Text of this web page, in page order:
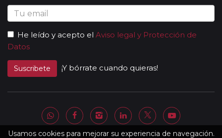
Usamos cookies para mejorar su experiencia de navegación.
guía-acompañante en función de la etapa. Los guías
acompañantes siempre estarán presentes en los
deben dedicación a la totalidad del grupo y no a una
persona en particular. En los momentos en que no
existen servicios incluidos en el programa, nuestros
guías pueden encontrarse realizando funciones bien
determinado.
Al completar el pago de su viaje y una vez le
enviemos la documentación, se le facilitará una
He leído y acepto el Aviso legal y Protección de
Datos
Suscribete ¡Y bórrate cuando quieras!